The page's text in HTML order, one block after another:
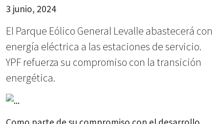
3 junio, 2024
El Parque Eólico General Levalle abastecerá con
energía eléctrica a las estaciones de servicio.
YPF refuerza su compromiso con la transición
energética.